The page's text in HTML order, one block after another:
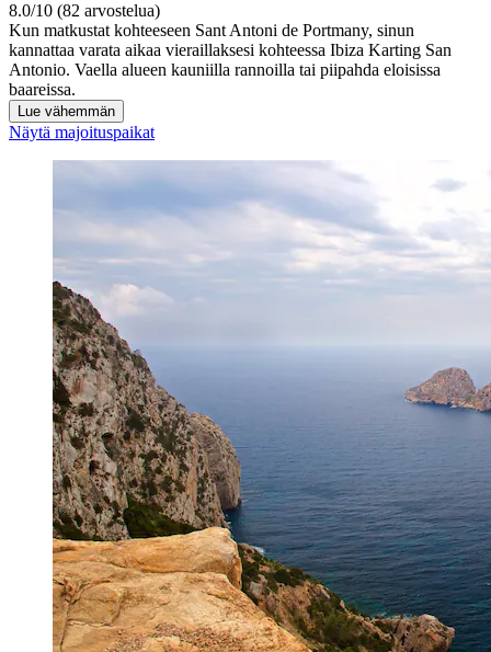
8.0/10 (82 arvostelua)
Kun matkustat kohteeseen Sant Antoni de Portmany, sinun
kannattaa varata aikaa vieraillaksesi kohteessa Ibiza Karting San
Antonio. Vaella alueen kauniilla rannoilla tai piipahda eloisissa
baareissa.
Lue vähemmän
Näytä majoituspaikat